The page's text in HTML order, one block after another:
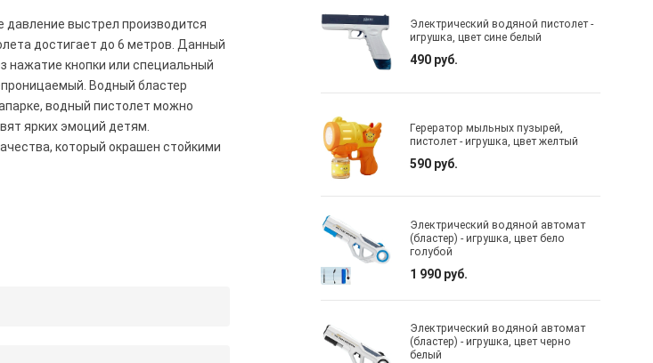
давление выстрел производится
достигает до 6 метров. Данный
нажатие кнопки или специальный
Водный бластер
водный пистолет можно
ярких эмоций детям.
который окрашен стойкими
Электрический водяной пистолет -
игрушка, цвет сине белый
490 руб.
Герератор мыльных пузырей,
пистолет - игрушка, цвет желтый
590 руб.
Электрический водяной автомат
(бластер) - игрушка, цвет бело
голубой
1 990 руб.
Электрический водяной автомат
(бластер) - игрушка, цвет черно
белый